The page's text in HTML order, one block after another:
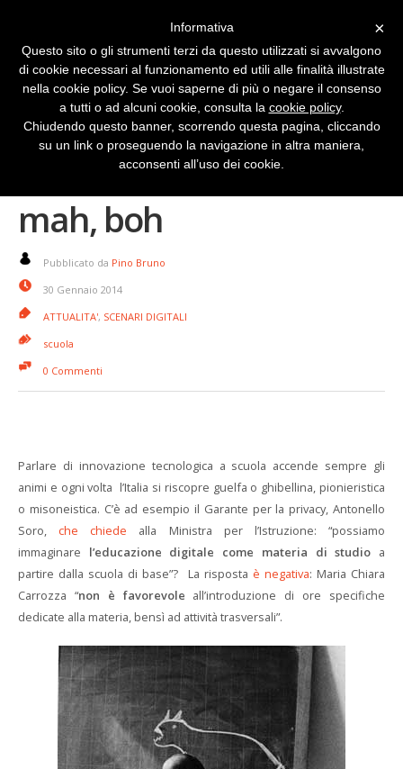
Scuola digitale? Sì, no,
mah, boh
Pubblicato da Pino Bruno
30 Gennaio 2014
ATTUALITA', SCENARI DIGITALI
scuola
0 Commenti
Parlare di innovazione tecnologica a scuola accende sempre gli
animi e ogni volta l’Italia si riscopre guelfa o ghibellina, pionieristica
o misoneistica. C’è ad esempio il Garante per la privacy, Antonello
Soro, che chiede alla Ministra per l’Istruzione: “possiamo
immaginare l’educazione digitale come materia di studio a
partire dalla scuola di base”? La risposta è negativa: Maria Chiara
Carrozza “non è favorevole all’introduzione di ore specifiche
dedicate alla materia, bensì ad attività trasversali”.
×
Informativa
Questo sito o gli strumenti terzi da questo utilizzati si avvalgono
di cookie necessari al funzionamento ed utili alle finalità illustrate
nella cookie policy. Se vuoi saperne di più o negare il consenso
a tutti o ad alcuni cookie, consulta la cookie policy.
Chiudendo questo banner, scorrendo questa pagina, cliccando
su un link o proseguendo la navigazione in altra maniera,
acconsenti all’uso dei cookie.